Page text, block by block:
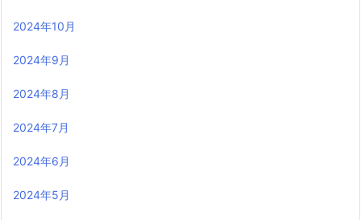
2024年10月
2024年9月
2024年8月
2024年7月
2024年6月
2024年5月